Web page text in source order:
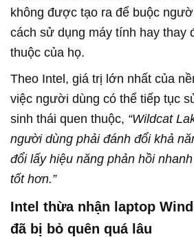
không được tạo ra để buộc
cách sử dụng máy tính hay thay
thuộc của họ.
Theo Intel, giá trị lớn nhất của
việc người dùng có thể tiếp tục
sinh thái quen thuộc, “Wildcat
người dùng phải đánh đổi khả
đổi lấy hiệu năng phản hồi
tốt hơn.”
Intel thừa nhận laptop
đã bị bỏ quên quá lâu